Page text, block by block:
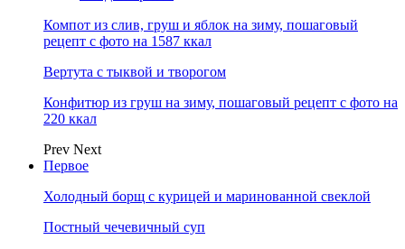
Компот из слив, груш и яблок на зиму, пошаговый
рецепт с фото на 1587 ккал
Вертута с тыквой и творогом
Конфитюр из груш на зиму, пошаговый рецепт с фото на
220 ккал
Prev Next
Первое
Холодный борщ с курицей и маринованной свеклой
Постный чечевичный суп